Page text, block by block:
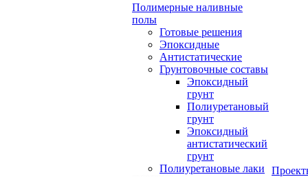
Полимерные наливные
полы
Готовые решения
Эпоксидные
Антистатические
Грунтовочные составы
Эпоксидный
грунт
Полиуретановый
грунт
Эпоксидный
антистатический
грунт
Полиуретановые лаки